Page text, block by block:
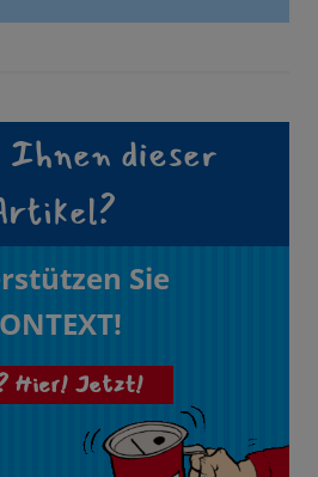
dieser
Sie
Hier! Jetzt!